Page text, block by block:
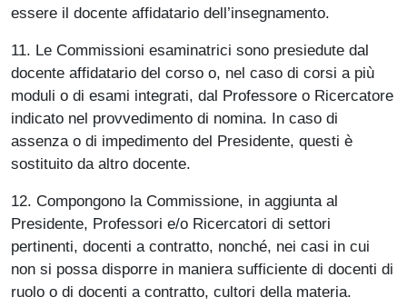
essere il docente affidatario dell’insegnamento.
11. Le Commissioni esaminatrici sono presiedute dal
docente affidatario del corso o, nel caso di corsi a più
moduli o di esami integrati, dal Professore o Ricercatore
indicato nel provvedimento di nomina. In caso di
assenza o di impedimento del Presidente, questi è
sostituito da altro docente.
12. Compongono la Commissione, in aggiunta al
Presidente, Professori e/o Ricercatori di settori
pertinenti, docenti a contratto, nonché, nei casi in cui
non si possa disporre in maniera sufficiente di docenti di
ruolo o di docenti a contratto, cultori della materia.